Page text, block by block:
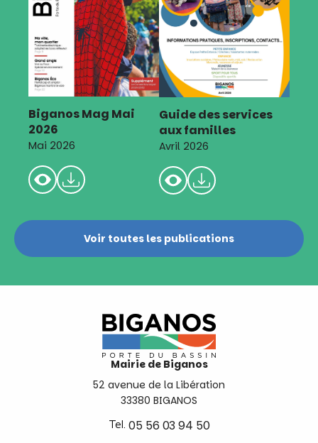
Biganos Mag Mai
2026
Mai 2026
Guide des services
aux familles
Avril 2026
Voir toutes les publications
Mairie de Biganos
52 avenue de la Libération
33380 BIGANOS
Tel. 05 56 03 94 50